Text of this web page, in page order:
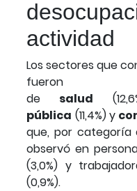
actividad
Los sectores que
fueron
de salud
pública (11,4%) y
que, por categoría
observó en
(3,0%) y
(0,9%).